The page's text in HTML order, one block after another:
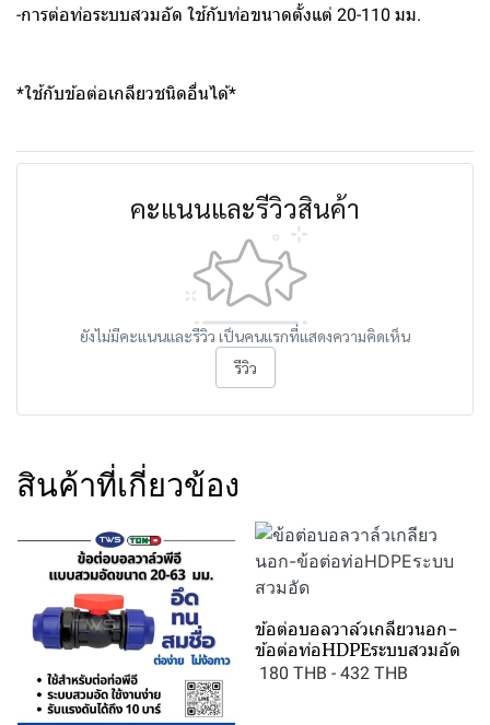
-การต่อท่อระบบสวมอัด ใช้กับท่อขนาดตั้งแต่ 20-110 มม.
*ใช้กับข้อต่อเกลียวชนิดอื่นได้*
คะแนนและรีวิวสินค้า
ยังไม่มีคะแนนและรีวิว เป็นคนแรกที่แสดงความคิดเห็น
รีวิว
สินค้าที่เกี่ยวข้อง
ข้อต่อบอลวาล์วเกลียวนอก-
ข้อต่อท่อHDPEระบบสวมอัด
180 THB - 432 THB